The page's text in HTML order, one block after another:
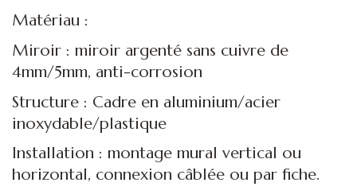
Matériau :
Miroir : miroir argenté sans cuivre de
4mm/5mm, anti-corrosion
Structure : Cadre en aluminium/acier
inoxydable/plastique
Installation : montage mural vertical ou
horizontal, connexion câblée ou par fiche.